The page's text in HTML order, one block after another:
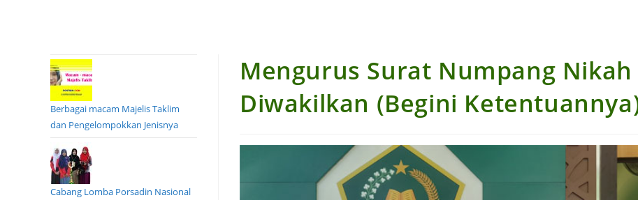
Mengurus Surat Numpang Nikah
Diwakilkan (Begini
Berbagai macam Majelis Taklim
dan Pengelompokkan Jenisnya
Cabang Lomba Porsadin Nasional